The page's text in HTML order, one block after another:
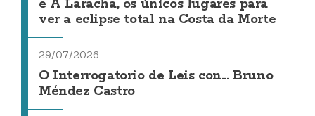
e A Laracha, os únicos lugares para
ver a eclipse total na Costa da Morte
29/07/2026
O Interrogatorio de Leis con... Bruno
Méndez Castro